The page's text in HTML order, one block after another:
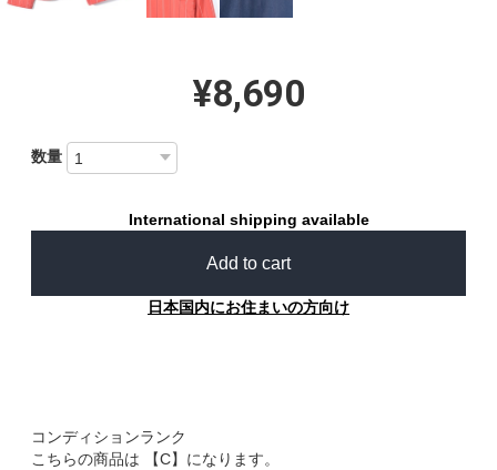
¥8,690
数量
International shipping available
Add to cart
日本国内にお住まいの方向け
コンディションランク
こちらの商品は 【C】になります。